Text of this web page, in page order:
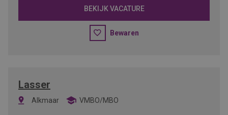
BEKIJK VACATURE
Bewaren
Lasser
Alkmaar VMBO/MBO